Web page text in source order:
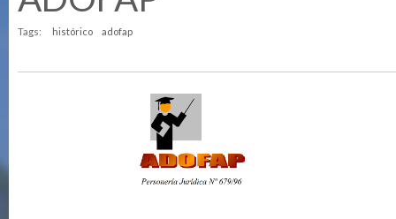
Tags: histórico adofap